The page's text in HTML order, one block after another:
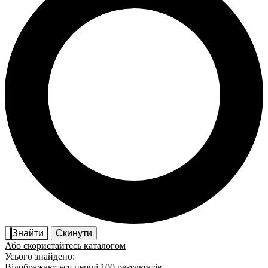
Знайти
Скинути
Або скористайтесь каталогом
Усього знайдено: